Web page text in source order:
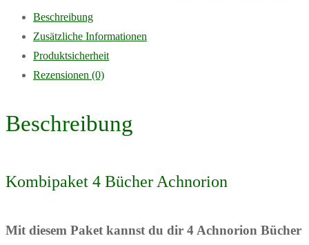
Bücher
Menge
Beschreibung
Zusätzliche Informationen
Produktsicherheit
Rezensionen (0)
Beschreibung
Kombipaket 4 Bücher Achnorion
Mit diesem Paket kannst du dir 4 Achnorion Bücher